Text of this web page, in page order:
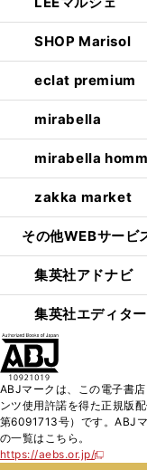
SHOP Marisol
eclat premium
mirabella
mirabella
zakka market
その他WEBサービ
集英社アドナビ
集英社エディタ
ABJマークは、この電子書
ンツ使用許諾を得た正規版
第6091713号）です。ABJ
の一覧はこちら。
https://aebs.or.jp/
新